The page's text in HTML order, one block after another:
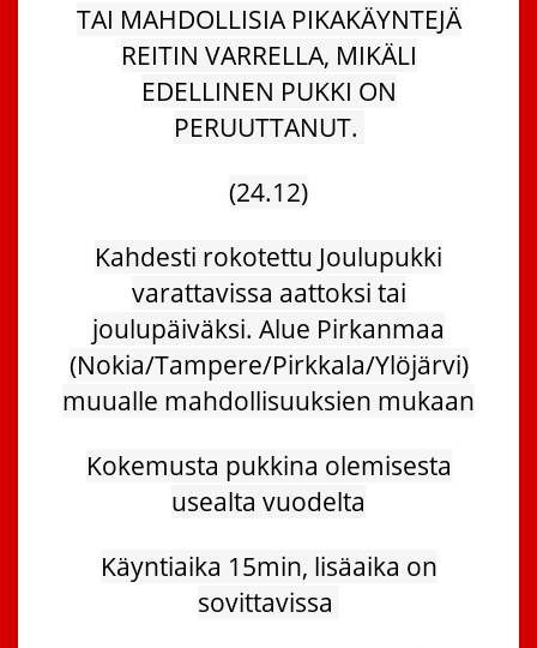
TAI MAHDOLLISIA PIKAKÄYNTEJÄ
REITIN VARRELLA, MIKÄLI
EDELLINEN PUKKI ON
PERUUTTANUT.
(24.12)
Kahdesti rokotettu Joulupukki
varattavissa aattoksi tai
joulupäiväksi. Alue Pirkanmaa
(Nokia/Tampere/Pirkkala/Ylöjärvi)
muualle mahdollisuuksien mukaan
Kokemusta pukkina olemisesta
usealta vuodelta
Käyntiaika 15min, lisäaika on
sovittavissa